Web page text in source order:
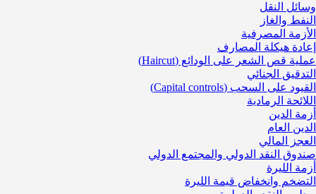
وسائل النقل
النفط والغاز
الأزمة المصرفية
إعادة هيكلة المصارف
عملية قص الشعر على الودائع (Haircut)
التدقيق الجنائي
القيود على السحب (Capital controls)
اللائحة الرمادية
أزمة الدين
الدين العام
العجز المالي
صندوق النقد الدولي والمجتمع الدولي
أزمة الليرة
التضخم وانخفاض قيمة الليرة